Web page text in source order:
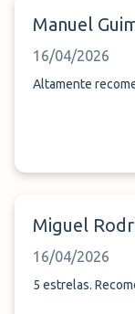
Manuel
16/04/2026
Altamente
Miguel
16/04/2026
5 estrelas.